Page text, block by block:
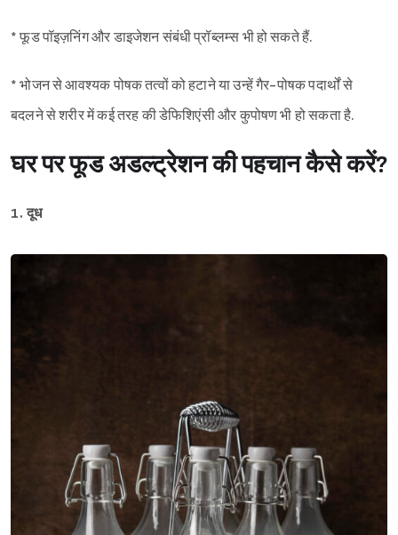
* फूड पॉइज़निंग और डाइजेशन संबंधी प्रॉब्लम्स भी हो सकते हैं.
* भोजन से आवश्यक पोषक तत्वों को हटाने या उन्हें गैर-पोषक पदार्थों से
बदलने से शरीर में कई तरह की डेफिशिएंसी और कुपोषण भी हो सकता है.
घर पर फूड अडल्ट्रेशन की पहचान कैसे करें?
1. दूध